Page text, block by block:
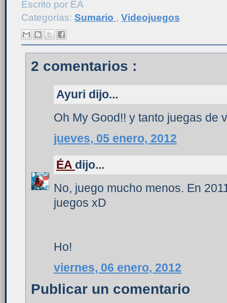
Escrito por ÉA
Categorías: Sumario , Videojuegos
2 comentarios :
Ayuri dijo...
Oh My Good!! y tanto juegas de
jueves, 05 enero, 2012
ÉA dijo...
No, juego mucho menos. En
juegos xD
Ho!
viernes, 06 enero, 2012
Publicar un comentario